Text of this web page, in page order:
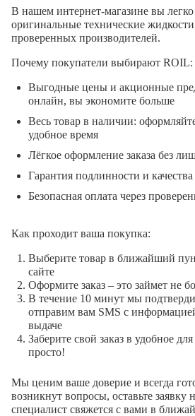
В нашем интернет-магазине вы легко
оригинальные технические
проверенных производителей.
Почему покупатели выбирают ROIL:
Выгодные цены и акционные
онлайн, вы экономите больше
Весь товар в наличии:
удобное время
Лёгкое оформление заказа без
Гарантия подлинности и
Безопасная оплата через
Как проходит ваша покупка:
Выберите товар в ближайший
сайте
Оформите заказ – это займет не
В течение 10 минут мы
отправим вам SMS с
выдаче
Заберите свой заказ в удобное
просто!
Мы ценим ваше доверие и всегда
возникнут вопросы, оставьте заявку
специалист свяжется с вами в